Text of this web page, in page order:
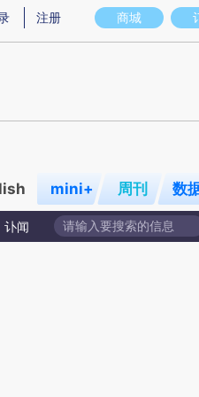
实意图存在偏差。不代表财新观点和
商城
注册
mini+ 周刊 数
讣闻